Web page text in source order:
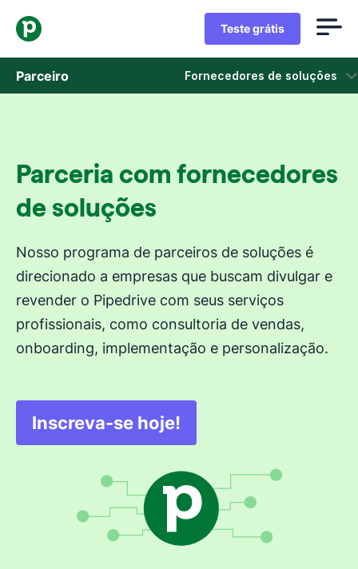
Teste grátis
Parceiro Fornecedores de soluções
Parceiros de tecnologia
Parceiros afiliados
Parceria com fornecedores
de soluções
Nosso programa de parceiros de soluções é
direcionado a empresas que buscam divulgar e
revender o Pipedrive com seus serviços
profissionais, como consultoria de vendas,
onboarding, implementação e personalização.
Inscreva-se hoje!
Abre em uma nova janela